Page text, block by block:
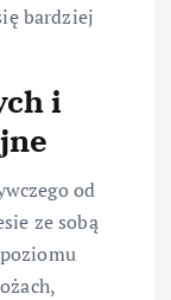
bardziej
i
od
ze sobą